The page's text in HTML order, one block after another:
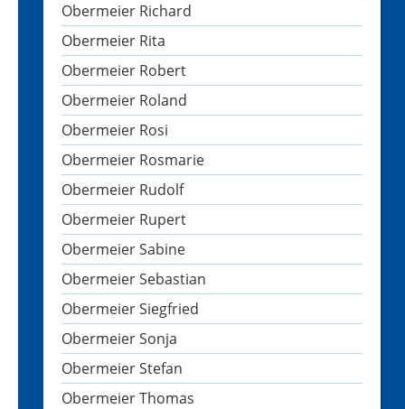
Obermeier Richard
Obermeier Rita
Obermeier Robert
Obermeier Roland
Obermeier Rosi
Obermeier Rosmarie
Obermeier Rudolf
Obermeier Rupert
Obermeier Sabine
Obermeier Sebastian
Obermeier Siegfried
Obermeier Sonja
Obermeier Stefan
Obermeier Thomas